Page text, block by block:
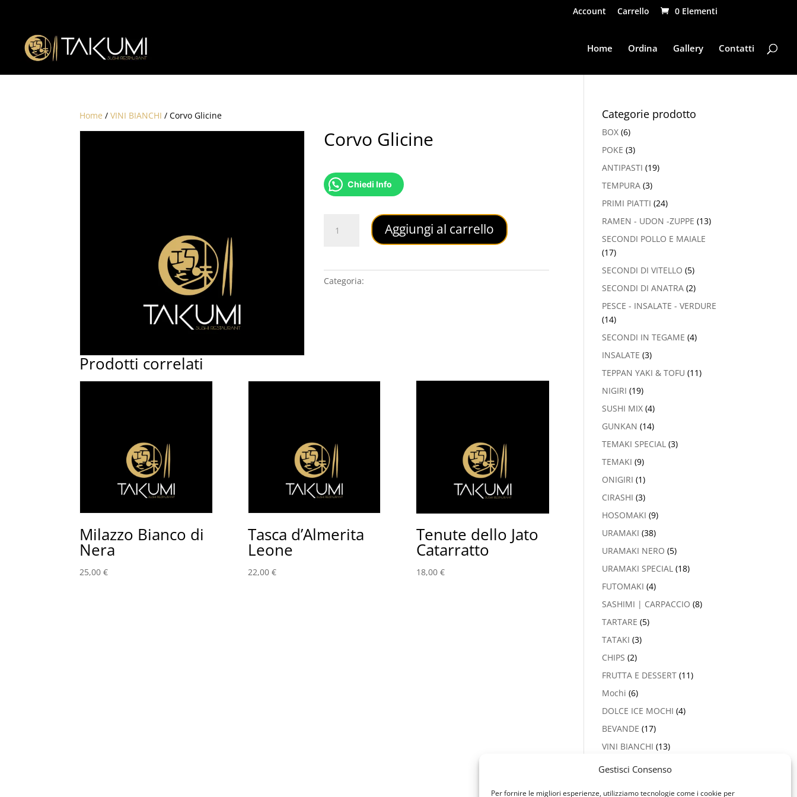
Gestisci Consenso
Per fornire le migliori esperienze, utilizziamo tecnologie come i cookie per
Account Carrello 0 Elementi
Home Ordina Gallery Contatti
Home /VINI BIANCHI / Corvo Glicine
Corvo Glicine
Chiedi Info
Glicine
Aggiungi al carrello
Categoria:
Prodotti correlati
Milazzo Bianco di
Nera
25,00€
Tasca d’Almerita
Leone
22,00 €
Tenute dello Jato
Catarratto
18,00 €
Categorie prodotto
BOX (6)
POKE (3)
ANTIPASTI (19)
TEMPURA (3)
PRIMI PIATTI (24)
RAMEN - UDON -ZUPPE (13)
SECONDI POLLO E MAIALE
(17)
SECONDI DI VITELLO (5)
SECONDI DI ANATRA (2)
PESCE - INSALATE - VERDURE
(14)
SECONDI IN TEGAME (4)
INSALATE (3)
TEPPAN YAKI & TOFU (11)
NIGIRI (19)
SUSHI MIX (4)
GUNKAN (14)
TEMAKI SPECIAL (3)
TEMAKI (9)
ONIGIRI (1)
CIRASHI (3)
HOSOMAKI (9)
URAMAKI (38)
URAMAKI NERO (5)
URAMAKI SPECIAL (18)
FUTOMAKI (4)
SASHIMI | CARPACCIO (8)
TARTARE (5)
TATAKI (3)
CHIPS (2)
FRUTTA E DESSERT (11)
Mochi (6)
DOLCE ICE MOCHI (4)
BEVANDE (17)
VINI BIANCHI (13)
PROSECCO & CHAMPAGNE